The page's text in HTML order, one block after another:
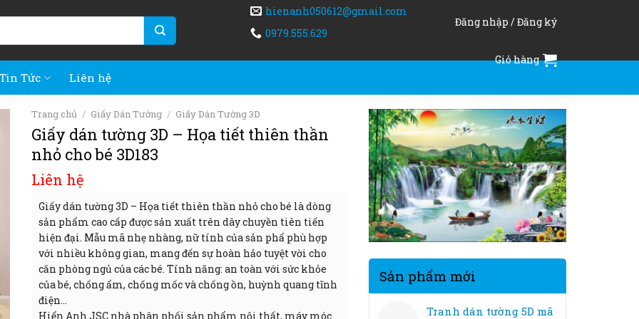
hienanh050612@gmail.com
0979.555.629
Đăng nhập / Đăng ký
Giỏ hàng
Tin Tức Liên hệ
Trang chủ / Giấy Dán Tường / Giấy Dán Tường 3D
Giấy dán tường 3D – Họa tiết thiên thần
nhỏ cho bé 3D183
Liên hệ
Giấy dán tường 3D – Họa tiết thiên thần nhỏ cho bé là dòng
sản phẩm cao cấp được sản xuất trên dây chuyền tiên tiến
hiện đại. Mẫu mã nhẹ nhàng, nữ tính của sản phẩ phù hợp
với nhiều không gian, mang đến sự hoàn hảo tuyệt vời cho
căn phòng ngủ của các bé. Tính năng: an toàn với sức khỏe
của bé, chống ẩm, chống mốc và chống ồn, huỳnh quang tĩnh
điện…
Hiển Anh JSC nhà phân phối sản phẩm nội thất, máy móc
Sản phẩm mới
Tranh dán tường 5D mã